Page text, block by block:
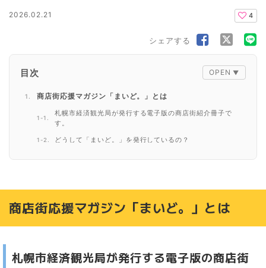
2026.02.21 4
シェアする
目次
商店街応援マガジン「まいど。」とは
札幌市経済観光局が発行する電子版の商店街紹介冊子で
す。
どうして「まいど。」を発行しているの？
商店街応援マガジン「まいど。」とは
札幌市経済観光局が発行する電子版の商店街